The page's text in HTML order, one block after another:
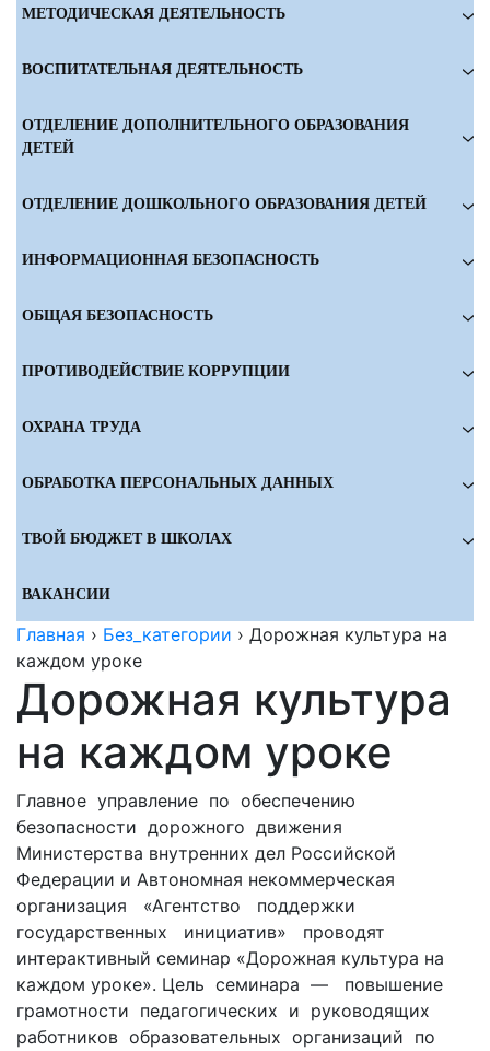
МЕТОДИЧЕСКАЯ ДЕЯТЕЛЬНОСТЬ
ВОСПИТАТЕЛЬНАЯ ДЕЯТЕЛЬНОСТЬ
ОТДЕЛЕНИЕ ДОПОЛНИТЕЛЬНОГО ОБРАЗОВАНИЯ
ДЕТЕЙ
ОТДЕЛЕНИЕ ДОШКОЛЬНОГО ОБРАЗОВАНИЯ ДЕТЕЙ
ИНФОРМАЦИОННАЯ БЕЗОПАСНОСТЬ
ОБЩАЯ БЕЗОПАСНОСТЬ
ПРОТИВОДЕЙСТВИЕ КОРРУПЦИИ
ОХРАНА ТРУДА
ОБРАБОТКА ПЕРСОНАЛЬНЫХ ДАННЫХ
ТВОЙ БЮДЖЕТ В ШКОЛАХ
ВАКАНСИИ
Главная › Без_категории › Дорожная культура на
каждом уроке
Дорожная культура
на каждом уроке
Главное управление по обеспечению
безопасности дорожного движения
Министерства внутренних дел Российской
Федерации и Автономная некоммерческая
организация «Агентство поддержки
государственных инициатив» проводят
интерактивный семинар «Дорожная культура на
каждом уроке». Цель семинара — повышение
грамотности педагогических и руководящих
работников образовательных организаций по